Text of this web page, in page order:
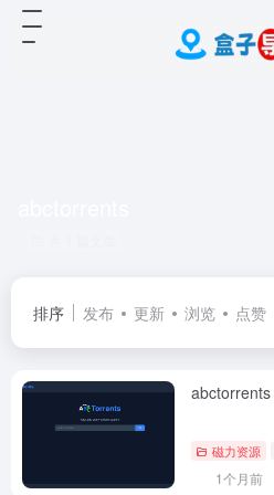
排序 发布 更新 浏览 点赞
abctorrents
磁力资源
1个月前